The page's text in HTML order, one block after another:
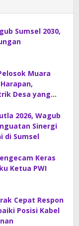
Sumsel 2030,
Muara
Desa yang
2026, Wagub
Sinergi
di Sumsel
Keras
Ketua PWI
Cepat Respon
Posisi Kabel